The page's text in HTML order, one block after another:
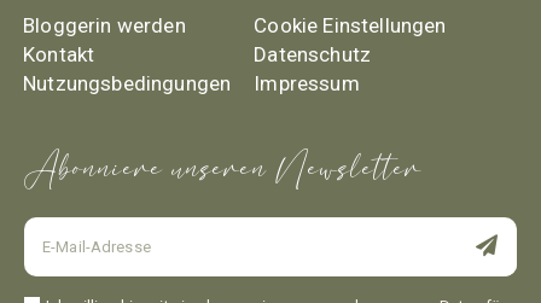
Bloggerin werden
Kontakt
Nutzungsbedingungen
Cookie Einstellungen
Datenschutz
Impressum
Abonniere unseren Newsletter